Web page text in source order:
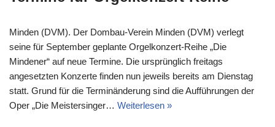
Minden (DVM). Der Dombau-Verein Minden (DVM) verlegt
seine für September geplante Orgelkonzert-Reihe „Die
Mindener“ auf neue Termine. Die ursprünglich freitags
angesetzten Konzerte finden nun jeweils bereits am Dienstag
statt. Grund für die Terminänderung sind die Aufführungen der
Oper „Die Meistersinger… Weiterlesen »